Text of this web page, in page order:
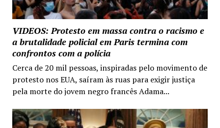
VIDEOS: Protesto em massa contra o racismo e
a brutalidade policial em Paris termina com
confrontos com a polícia
Cerca de 20 mil pessoas, inspiradas pelo movimento de
protesto nos EUA, saíram às ruas para exigir justiça
pela morte do jovem negro francês Adama...